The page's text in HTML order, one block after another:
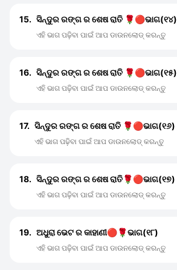
15. ସିନ୍ଦୁର ରଙ୍ଗ ର ଶେଷ ରାତି 🌹🔴ଭାଗ(୧୪)
ଏହି ଭାଗ ପଢ଼ିବା ପାଇଁ ଆପ ଡାଉନଲୋଡ୍ କରନ୍ତୁ
16. ସିନ୍ଦୁର ରଙ୍ଗ ର ଶେଷ ରାତି 🌹🔴ଭାଗ(୧୫)
ଏହି ଭାଗ ପଢ଼ିବା ପାଇଁ ଆପ ଡାଉନଲୋଡ୍ କରନ୍ତୁ
17. ସିନ୍ଦୁର ରଙ୍ଗ ର ଶେଷ ରାତି 🌹🔴ଭାଗ(୧୬)
ଏହି ଭାଗ ପଢ଼ିବା ପାଇଁ ଆପ ଡାଉନଲୋଡ୍ କରନ୍ତୁ
18. ସିନ୍ଦୁର ରଙ୍ଗ ର ଶେଷ ରାତି🌹🔴ଭାଗ(୧୭)
ଏହି ଭାଗ ପଢ଼ିବା ପାଇଁ ଆପ ଡାଉନଲୋଡ୍ କରନ୍ତୁ
19. ଅଧୁରା ଭେଟ ର କାହାଣୀ🔴🌹ଭାଗ(୧୮)
ଏହି ଭାଗ ପଢ଼ିବା ପାଇଁ ଆପ ଡାଉନଲୋଡ୍ କରନ୍ତୁ